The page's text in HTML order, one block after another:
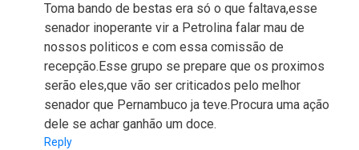
Toma bando de bestas era só o que faltava,esse
senador inoperante vir a Petrolina falar mau de
nossos politicos e com essa comissão de
recepção.Esse grupo se prepare que os proximos
serão eles,que vão ser criticados pelo melhor
senador que Pernambuco ja teve.Procura uma ação
dele se achar ganhão um doce.
Reply